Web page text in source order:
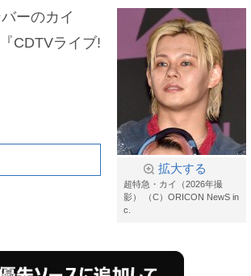
拡大する
超特急・カイ（2026年撮
影） （C）ORICON NewS in
c.
ーのカイ
CDTVライブ!